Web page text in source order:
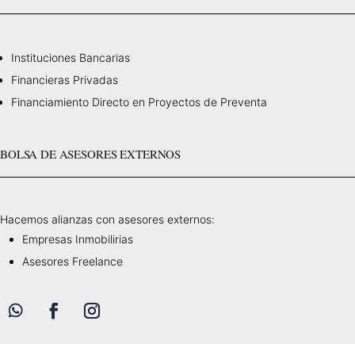
Instituciones Bancarias
Financieras Privadas
Financiamiento Directo en Proyectos de Preventa
BOLSA DE ASESORES EXTERNOS
Hacemos alianzas con asesores externos:
Empresas Inmobilirias
Asesores Freelance